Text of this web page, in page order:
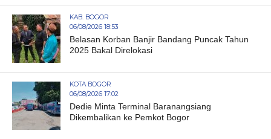
KAB. BOGOR
06/08/2026 18:53
Belasan Korban Banjir Bandang Puncak Tahun
2025 Bakal Direlokasi
KOTA BOGOR
06/08/2026 17:02
Dedie Minta Terminal Baranangsiang
Dikembalikan ke Pemkot Bogor